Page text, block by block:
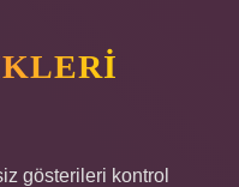
gösterileri kontrol